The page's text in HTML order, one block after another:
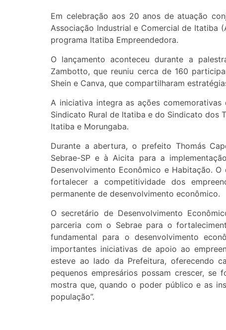
Em celebração aos 20 anos de atuação
Associação Industrial e Comercial de Itatiba
programa Itatiba Empreendedora.
O lançamento aconteceu durante a
Zambotto, que reuniu cerca de 160
Shein e Canva, que compartilharam
A iniciativa integra as ações
Sindicato Rural de Itatiba e do Sindicato dos
Itatiba e Morungaba.
Durante a abertura, o prefeito Thomás
Sebrae-SP e à Aicita para a
Desenvolvimento Econômico e Habitação.
fortalecer a competitividade dos
permanente de desenvolvimento econômico.
O secretário de Desenvolvimento
parceria com o Sebrae para o
fundamental para o desenvolvimento
importantes iniciativas de apoio ao
esteve ao lado da Prefeitura, oferecendo
pequenos empresários possam crescer,
mostra que, quando o poder público e as
população”.